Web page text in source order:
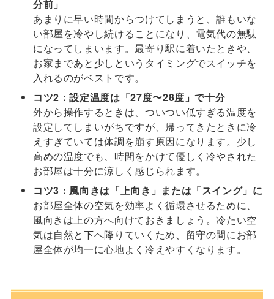
分前」
あまりに早い時間からつけてしまうと、誰もいな
い部屋を冷やし続けることになり、電気代の無駄
になってしまいます。最寄り駅に着いたときや、
お家まであと少しというタイミングでスイッチを
入れるのがベストです。
コツ2：設定温度は「27度〜28度」で十分
外から操作するときは、ついつい低すぎる温度を
設定してしまいがちですが、帰ってきたときに冷
えすぎていては体調を崩す原因になります。少し
高めの温度でも、時間をかけて優しく冷やされた
お部屋は十分に涼しく感じられます。
コツ3：風向きは「上向き」または「スイング」に
お部屋全体の空気を効率よく循環させるために、
風向きは上の方へ向けておきましょう。冷たい空
気は自然と下へ降りていくため、留守の間にお部
屋全体が均一に心地よく冷えやすくなります。